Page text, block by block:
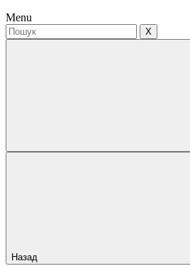
Menu
X
Назад